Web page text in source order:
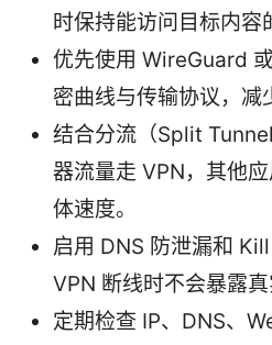
时保持能访问目标内容
优先使用 WireGuard
密曲线与传输协议，减
结合分流（Split
器流量走 VPN，其他
体速度。
启用 DNS 防泄漏和
VPN 断线时不会暴露真
定期检查 IP、DNS、